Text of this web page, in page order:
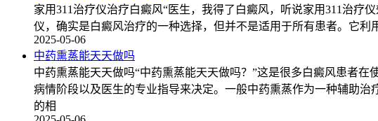
家用311治疗仪治疗白癜风“医生，我得了白癜风，听说家用311治疗
仪，确实是白癜风治疗的一种选择，但并不是适用于所有患者。它利
2025-05-06
中药熏蒸能天天做吗
中药熏蒸能天天做吗“中药熏蒸能天天做吗？”这是很多白癜风患者在
病情阶段以及医生的专业指导来决定。一般中药熏蒸作为一种辅助
的相